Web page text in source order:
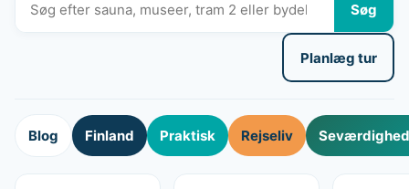
Søg
Planlæg tur
Blog Finland Praktisk Rejseliv